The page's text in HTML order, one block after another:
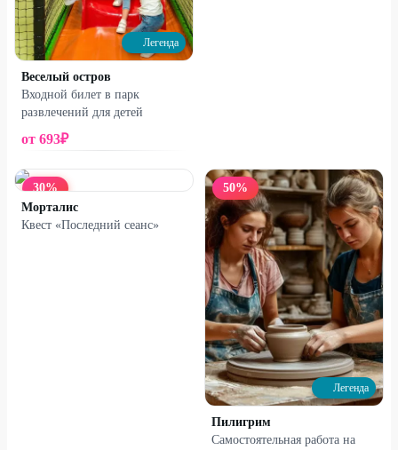
Легенда
Веселый остров
Входной билет в парк
развлечений для детей
от 693₽
30%
Морталис
Квест «Последний сеанс»
50%
Легенда
Пилигрим
Самостоятельная работа на